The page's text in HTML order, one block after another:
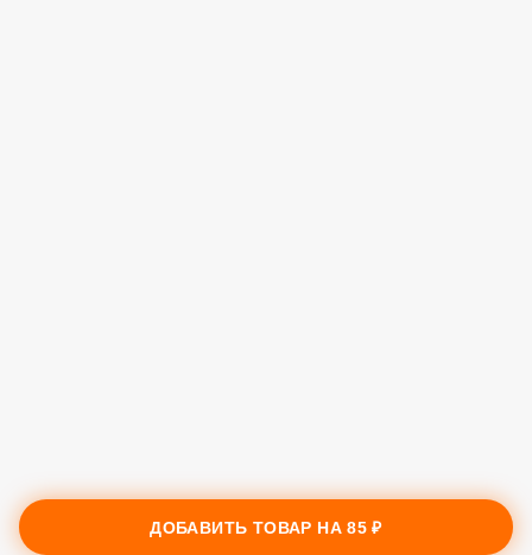
ДОБАВИТЬ ТОВАР НА85 ₽